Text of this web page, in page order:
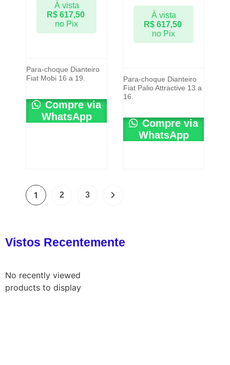
À vista
R$617,50
no Pix
Para-choque Dianteiro
Fiat Mobi 16 a 19.
Compre via
WhatsApp
À vista
R$617,50
no Pix
Para-choque Dianteiro
Fiat Palio Attractive 13 a
16.
Compre via
WhatsApp
1 2 3
Vistos Recentemente
No recently viewed
products to display